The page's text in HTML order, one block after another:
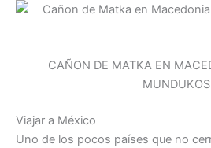
CAÑON DE MATKA EN
MUNDUKOS
Viajar a México
Uno de los pocos países que no